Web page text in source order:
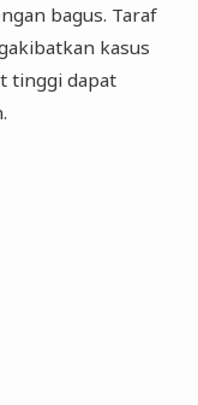
bagus. Taraf
kasus
tinggi dapat